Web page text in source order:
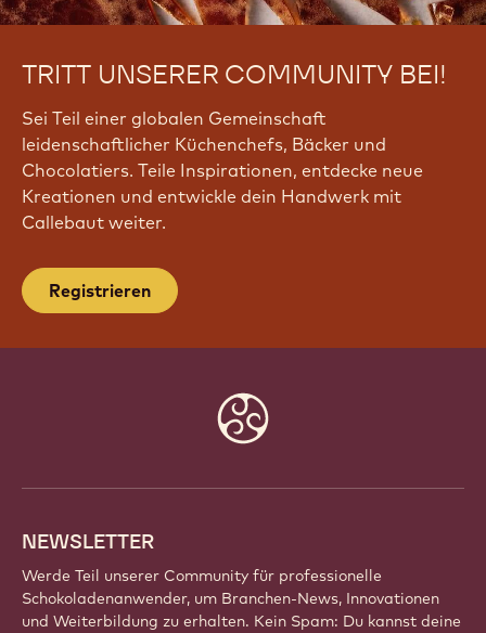
TRITT UNSERER COMMUNITY BEI!
Sei Teil einer globalen Gemeinschaft
leidenschaftlicher Küchenchefs, Bäcker und
Chocolatiers. Teile Inspirationen, entdecke neue
Kreationen und entwickle dein Handwerk mit
Callebaut weiter.
Registrieren
NEWSLETTER
Werde Teil unserer Community für professionelle
Schokoladenanwender, um Branchen-News, Innovationen
und Weiterbildung zu erhalten. Kein Spam: Du kannst deine